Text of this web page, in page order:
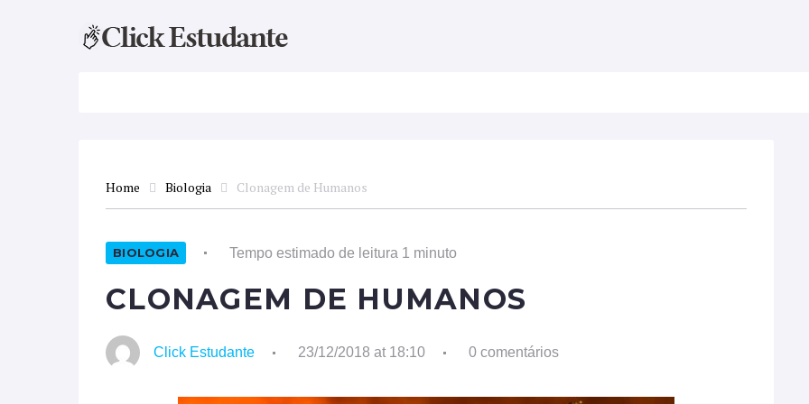
Home Biologia Clonagem de Humanos
BIOLOGIA Tempo estimado de leitura 1 minuto
CLONAGEM DE HUMANOS
Click Estudante 23/12/2018 at 18:10 0 comentários